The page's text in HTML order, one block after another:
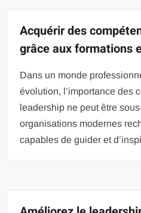
Acquérir des
grâce aux formations
Dans un monde
évolution, l’importance des
leadership ne peut être
organisations modernes
capables de guider et